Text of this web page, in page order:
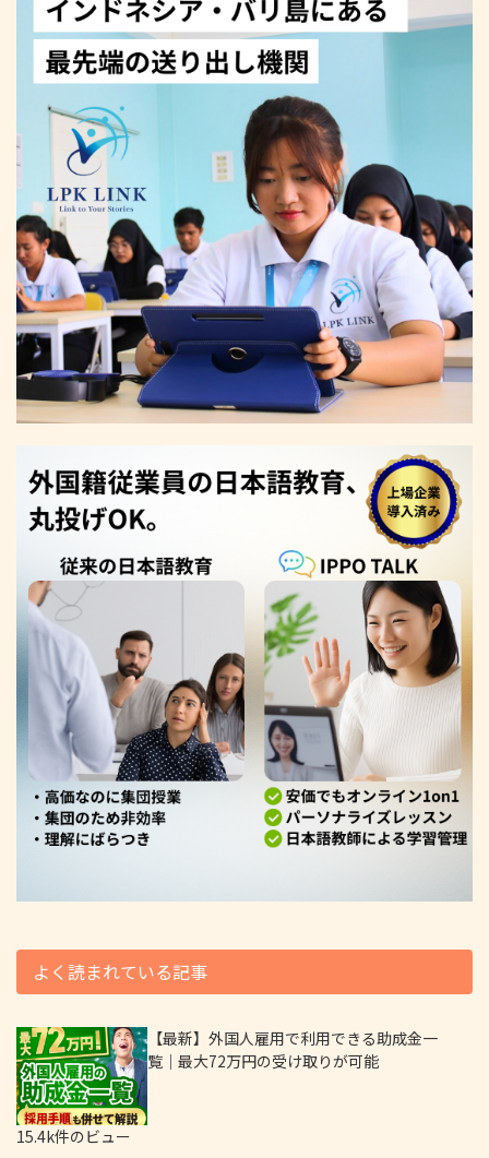
よく読まれている記事
【最新】外国人雇用で利用できる助成金一
覧｜最大72万円の受け取りが可能
15.4k件のビュー